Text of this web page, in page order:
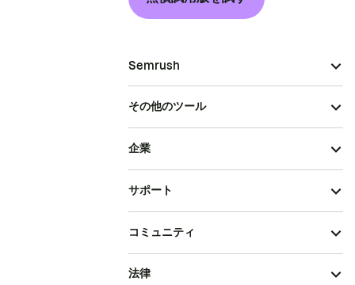
Semrush
その他のツール
企業
サポート
コミュニティ
法律